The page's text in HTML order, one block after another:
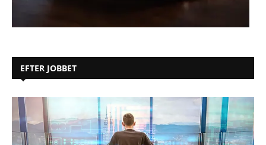
EFTER JOBBET